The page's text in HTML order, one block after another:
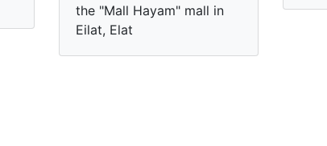
the "Mall Hayam" mall in
Eilat, Elat